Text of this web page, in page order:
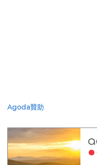
Agoda贊助